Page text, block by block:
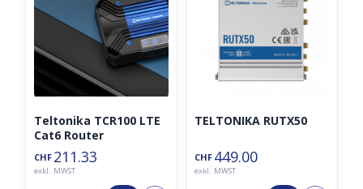
Teltonika TCR100 LTE
Cat6 Router
CHF 211.33
exkl. MWST
TELTONIKA RUTX50
CHF 449.00
exkl. MWST